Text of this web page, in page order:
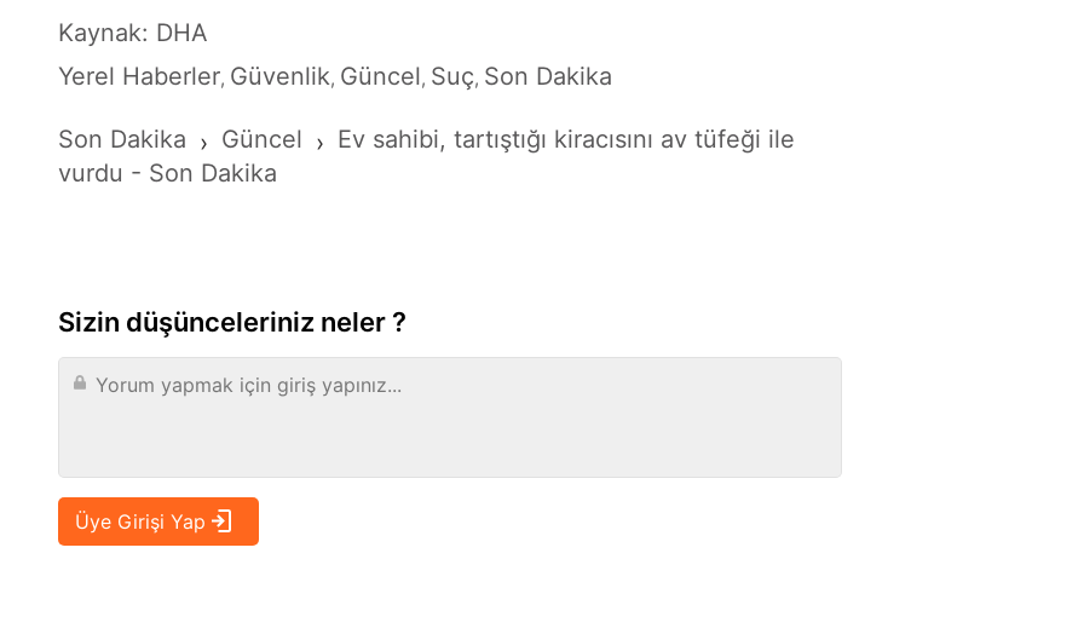
Kaynak: DHA
Yerel Haberler, Güvenlik, Güncel, Suç, Son Dakika
Son Dakika › Güncel › Ev sahibi, tartıştığı kiracısını av tüfeği ile
vurdu - Son Dakika
Sizin düşünceleriniz neler ?